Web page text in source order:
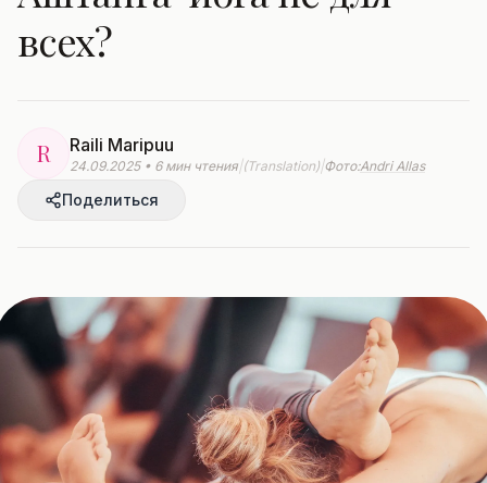
всех?
R Raili Maripuu
24.09.2025 • 6 мин чтения|(Translation)|Фото:Andri Allas
Поделиться